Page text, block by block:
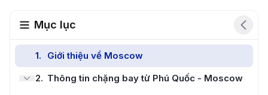
Mục lục
1.
Giới thiệu về Moscow
2. Thông tin chặng bay từ Phú Quốc - Moscow